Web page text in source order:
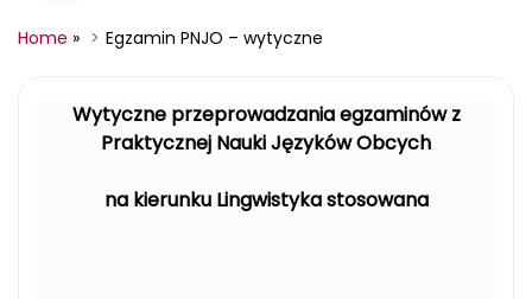
Home » Egzamin PNJO – wytyczne
Wytyczne przeprowadzania egzaminów z
Praktycznej Nauki Języków Obcych
na kierunku Lingwistyka stosowana